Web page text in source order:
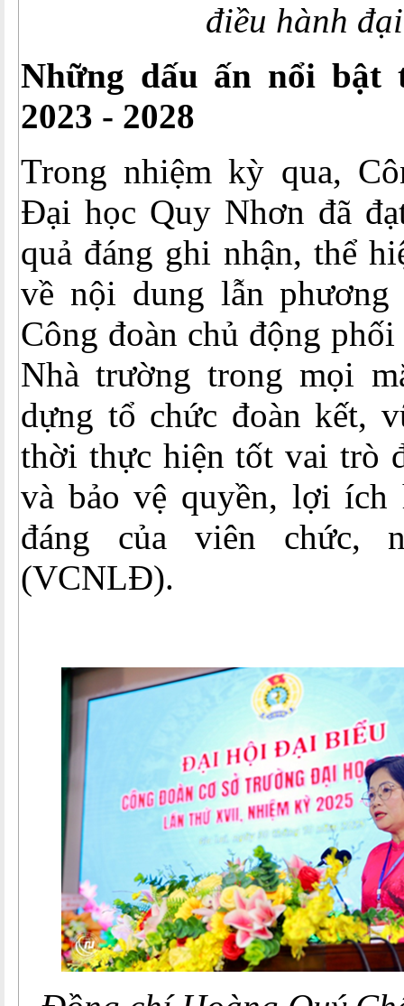
điều hành
Những dấu ấn nổi bật
2023 - 2028
Trong nhiệm kỳ qua,
Đại học Quy Nhơn đã
quả đáng ghi nhận, thể
về nội dung lẫn phương
Công đoàn chủ động
Nhà trường trong mọi
dựng tổ chức đoàn kết,
thời thực hiện tốt vai trò
và bảo vệ quyền, lợi ích
đáng của viên chức,
(VCNLĐ).